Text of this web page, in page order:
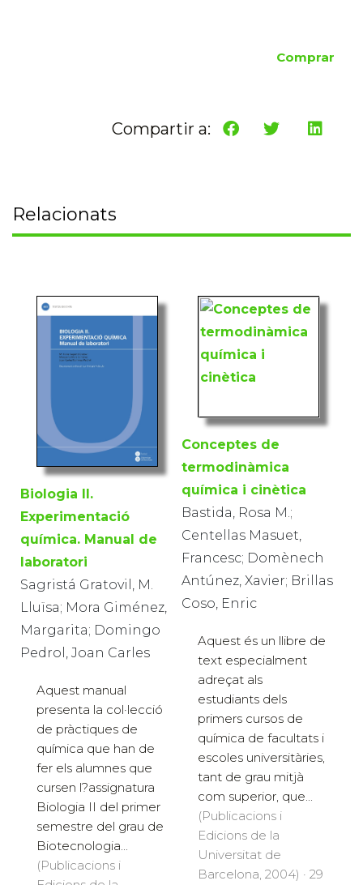
Comprar
Compartir a:
Relacionats
Biologia II.
Experimentació
química. Manual de
laboratori
Sagristá Gratovil, M.
Lluïsa; Mora Giménez,
Margarita; Domingo
Pedrol, Joan Carles
Aquest manual
presenta la col·lecció
de pràctiques de
química que han de
fer els alumnes que
cursen l?assignatura
Biologia II del primer
semestre del grau de
Biotecnologia...
(Publicacions i
Conceptes de
termodinàmica
química i cinètica
Bastida, Rosa M.;
Centellas Masuet,
Francesc; Domènech
Antúnez, Xavier; Brillas
Coso, Enric
Aquest és un llibre de
text especialment
adreçat als
estudiants dels
primers cursos de
química de facultats i
escoles universitàries,
tant de grau mitjà
com superior, que...
(Publicacions i
Edicions de la
Universitat de
Barcelona, 2004) · 29